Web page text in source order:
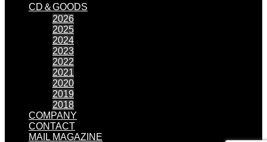
CD＆GOODS
2026
2025
2024
2023
2022
2021
2020
2019
2018
COMPANY
CONTACT
MAIL MAGAZINE